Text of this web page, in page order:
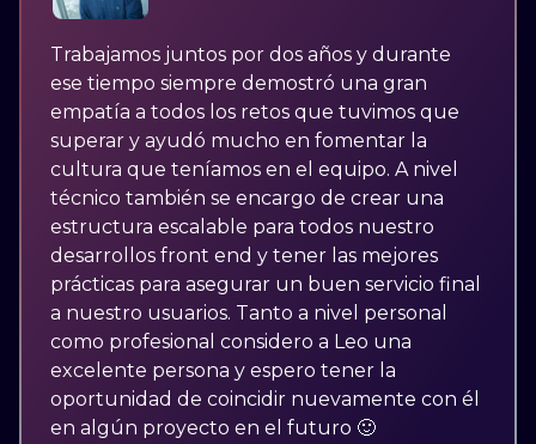
Trabajamos juntos por dos años y durante
ese tiempo siempre demostró una gran
empatía a todos los retos que tuvimos que
superar y ayudó mucho en fomentar la
cultura que teníamos en el equipo. A nivel
técnico también se encargo de crear una
estructura escalable para todos nuestro
desarrollos front end y tener las mejores
prácticas para asegurar un buen servicio final
a nuestro usuarios. Tanto a nivel personal
como profesional considero a Leo una
excelente persona y espero tener la
oportunidad de coincidir nuevamente con él
en algún proyecto en el futuro 🙂